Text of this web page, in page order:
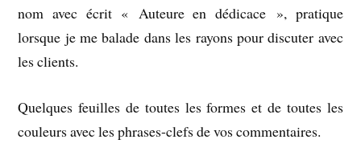
nom avec écrit « Auteure en dédicace », pratique
lorsque je me balade dans les rayons pour discuter avec
les clients.
Quelques feuilles de toutes les formes et de toutes les
couleurs avec les phrases-clefs de vos commentaires.